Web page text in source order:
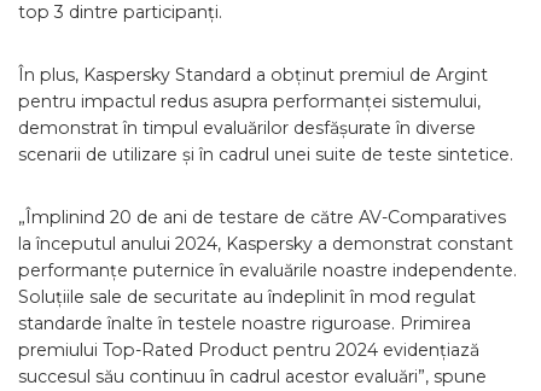
top 3 dintre participanți.
În plus, Kaspersky Standard a obținut premiul de Argint
pentru impactul redus asupra performanței sistemului,
demonstrat în timpul evaluărilor desfășurate în diverse
scenarii de utilizare și în cadrul unei suite de teste sintetice.
„Împlinind 20 de ani de testare de către AV-Comparatives
la începutul anului 2024, Kaspersky a demonstrat constant
performanțe puternice în evaluările noastre independente.
Soluțiile sale de securitate au îndeplinit în mod regulat
standarde înalte în testele noastre riguroase. Primirea
premiului Top-Rated Product pentru 2024 evidențiază
succesul său continuu în cadrul acestor evaluări”, spune